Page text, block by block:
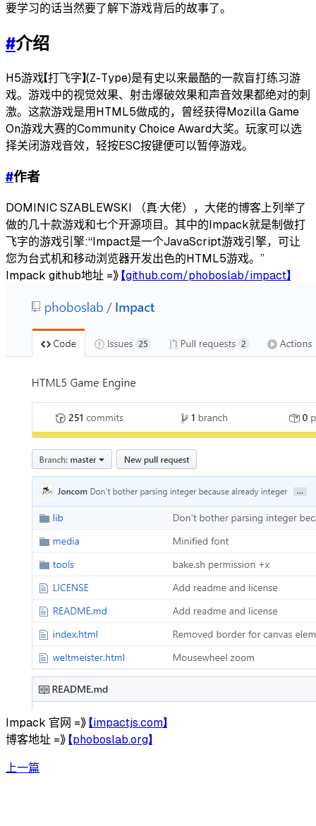
要学习的话当然要了解下游戏背后的故事了。
#介绍
H5游戏【打飞字】(Z-Type)是有史以来最酷的一款盲打练习游
戏。游戏中的视觉效果、射击爆破效果和声音效果都绝对的刺
激。这款游戏是用HTML5做成的，曾经获得Mozilla Game
On游戏大赛的Community Choice Award大奖。玩家可以选
择关闭游戏音效，轻按ESC按键便可以暂停游戏。
#作者
DOMINIC SZABLEWSKI （真·大佬），大佬的博客上列举了
做的几十款游戏和七个开源项目。其中的Impack就是制做打
飞字的游戏引擎:“Impact是一个JavaScript游戏引擎，可让
您为台式机和移动浏览器开发出色的HTML5游戏。”
Impack github地址 =》 【github.com/phoboslab/impact】
Impack 官网 =》 【impactjs.com】
博客地址 =》 【phoboslab.org】
上一篇